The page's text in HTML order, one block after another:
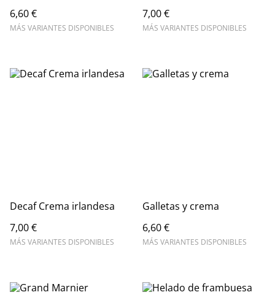
6,60 €
MÁS VARIANTES DISPONIBLES
7,00 €
MÁS VARIANTES DISPONIBLES
Decaf Crema irlandesa
7,00 €
MÁS VARIANTES DISPONIBLES
Galletas y crema
6,60 €
MÁS VARIANTES DISPONIBLES